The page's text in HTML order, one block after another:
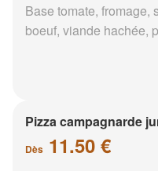
Base tomate, fromage,
boeuf, viande hachée,
Pizza campagnarde
Dès 11.50 €